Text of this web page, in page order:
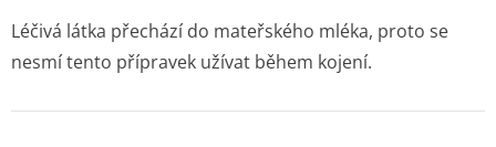
Léčivá látka přechází do mateřského mléka, proto se
nesmí tento přípravek užívat během kojení.